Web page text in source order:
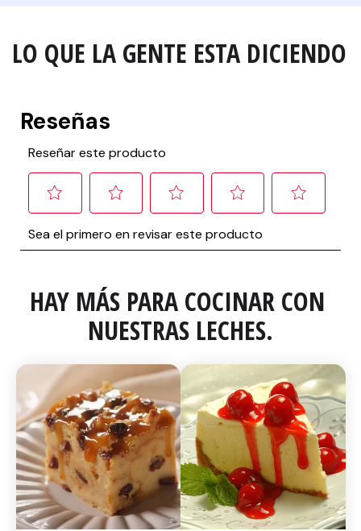
LO QUE LA GENTE ESTA DICIENDO
HAY MÁS PARA COCINAR CON
NUESTRAS LECHES.